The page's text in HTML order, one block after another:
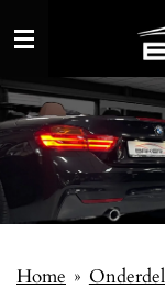
direct
de
hoofdinhoud
Home »